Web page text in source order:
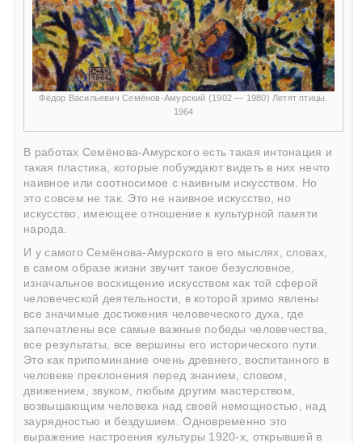
Фёдор Васильевич Семёнов-Амурский (1902 — 1980) Летят птицы.
1964
В работах Семёнова-Амурского есть такая интонация и
такая пластика, которые побуждают видеть в них нечто
наивное или соотносимое с наивным искусством. Но
это совсем не так. Это не наивное искусство, но
искусство, имеющее отношение к культурной памяти
народа.
И у самого Семёнова-Амурского в его мыслях, словах,
в самом образе жизни звучит такое безусловное,
изначальное восхищение искусством как той сферой
человеческой деятельности, в которой зримо явлены
все значимые достижения человеческого духа, где
запечатлены все самые важные победы человечества,
все результаты, все вершины его исторического пути.
Это как припоминание очень древнего, воспитанного в
человеке преклонения перед знанием, словом,
движением, звуком, любым другим мастерством,
возвышающим человека над своей немощностью, над
заурядностью и бездушием. Одновременно это
выражение настроения культуры 1920-х, открывшей в